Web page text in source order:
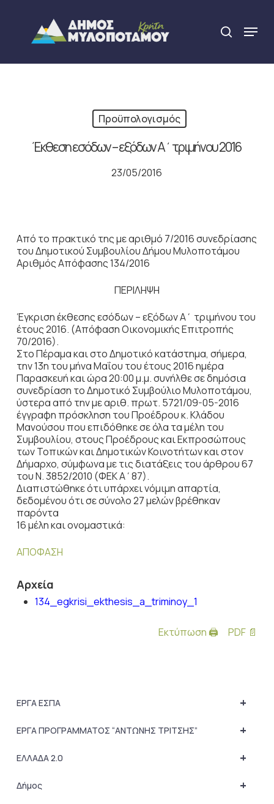
content
search
Menu
Προϋπολογισμός
Έκθεση εσόδων – εξόδων Α΄ τριμήνου 2016
23/05/2016
Από το πρακτικό της με αριθμό 7/2016 συνεδρίασης
του Δημοτικού Συμβουλίου Δήμου Μυλοποτάμου
Αριθμός Απόφασης 134/2016
ΠΕΡΙΛΗΨΗ
Έγκριση έκθεσης εσόδων – εξόδων Α΄ τριμήνου του
έτους 2016. (Απόφαση Οικονομικής Επιτροπής
70/2016).
Στο Πέραμα και στο Δημοτικό κατάστημα, σήμερα,
την 13η του μήνα Μαΐου του έτους 2016 ημέρα
Παρασκευή και ώρα 20:00 μ.μ. συνήλθε σε δημόσια
συνεδρίαση το Δημοτικό Συμβούλιο Μυλοποτάμου,
ύστερα από την με αριθ. πρωτ. 5721/09-05-2016
έγγραφη πρόσκληση του Προέδρου κ. Κλάδου
Μανούσου που επιδόθηκε σε όλα τα μέλη του
Συμβουλίου, στους Προέδρους και Εκπροσώπους
των Τοπικών και Δημοτικών Κοινοτήτων και στον
Δήμαρχο, σύμφωνα με τις διατάξεις του άρθρου 67
του Ν. 3852/2010 (ΦΕΚ Α΄87).
Διαπιστώθηκε ότι υπάρχει νόμιμη απαρτία,
δεδομένου ότι σε σύνολο 27 μελών βρέθηκαν
παρόντα
16 μέλη και ονομαστικά:
ΑΠΟΦΑΣΗ
Αρχεία
134_egkrisi_ekthesis_a_triminoy_1
Εκτύπωση 🖨 PDF 📄
+
ΕΡΓΑ ΕΣΠΑ
+
ΕΡΓΑ ΠΡΟΓΡΑΜΜΑΤΟΣ “ΑΝΤΩΝΗΣ ΤΡΙΤΣΗΣ”
+
ΕΛΛΑΔΑ 2.0
+
Δήμος
Close